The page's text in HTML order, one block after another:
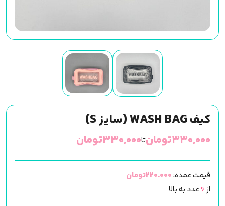
کیف WASH BAG (سایز S)
۳۳۰,۰۰۰تومانتا۳۳۰,۰۰۰تومان
قیمت عمده:220.000تومان
از6عدد به بالا